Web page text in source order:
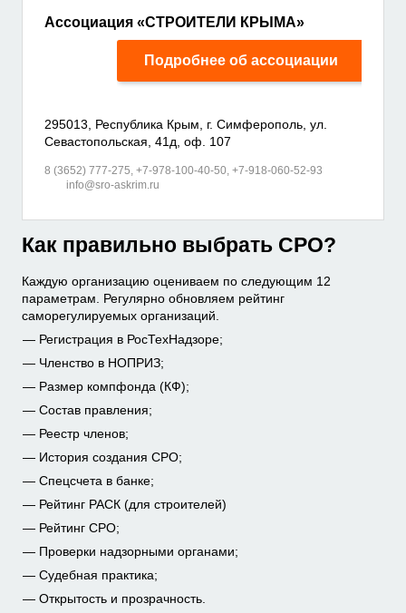
Ассоциация «СТРОИТЕЛИ КРЫМА»
Подробнее об ассоциации
295013, Республика Крым, г. Симферополь, ул.
Севастопольская, 41д, оф. 107
8 (3652) 777-275, +7-978-100-40-50, +7-918-060-52-93
info@sro-askrim.ru
Как правильно выбрать СРО?
Каждую организацию оцениваем по следующим 12
параметрам. Регулярно обновляем рейтинг
саморегулируемых организаций.
Регистрация в РосТехНадзоре;
Членство в НОПРИЗ;
Размер компфонда (КФ);
Состав правления;
Реестр членов;
История создания СРО;
Спецсчета в банке;
Рейтинг РАСК (для строителей)
Рейтинг СРО;
Проверки надзорными органами;
Судебная практика;
Открытость и прозрачность.